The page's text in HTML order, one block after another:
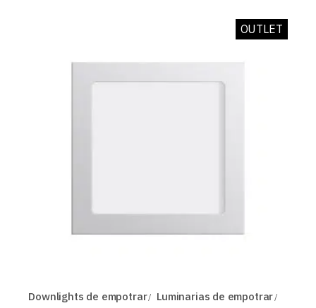
OUTLET
Downlights de empotrar
Luminarias de empotrar